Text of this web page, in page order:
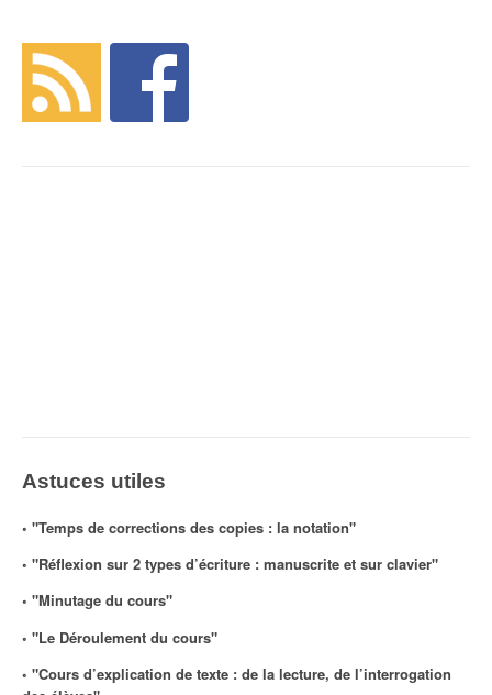
Astuces utiles
◦ "Temps de corrections des copies : la notation"
◦ "Réflexion sur 2 types d’écriture : manuscrite et sur clavier"
◦ "Minutage du cours"
◦ "Le Déroulement du cours"
◦ "Cours d’explication de texte : de la lecture, de l’interrogation